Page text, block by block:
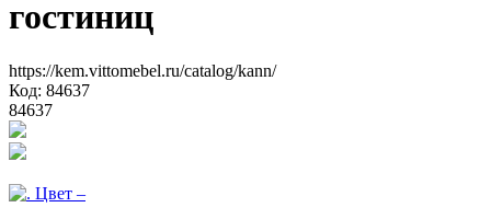
гостиниц
https://kem.vittomebel.ru/catalog/kann/
Код: 84637
84637